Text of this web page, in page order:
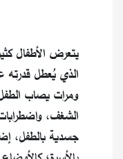
يتعرض الأطفال
الذي يُعطل قدرته
ومرات يصاب
الشغف،
جسدية بالطفل،